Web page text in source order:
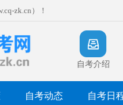
zk.cn）！
自考介绍
自考动态 自考日